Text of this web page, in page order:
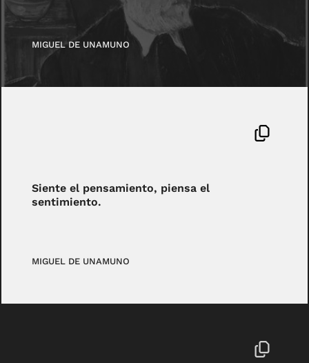
MIGUEL DE UNAMUNO
Siente el pensamiento, piensa el
sentimiento.
MIGUEL DE UNAMUNO